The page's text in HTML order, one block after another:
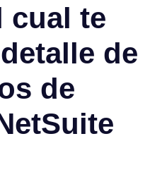
cual te
de
de